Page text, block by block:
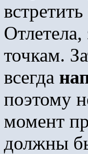
точкам.
всегда
поэтому
момент
должны